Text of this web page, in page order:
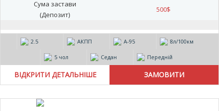
Сума застави
(Депозит)
500$
2.5 АКПП А-95 8л/100км
5 чол Седан Передній
ВІДКРИТИ ДЕТАЛЬНІШЕ